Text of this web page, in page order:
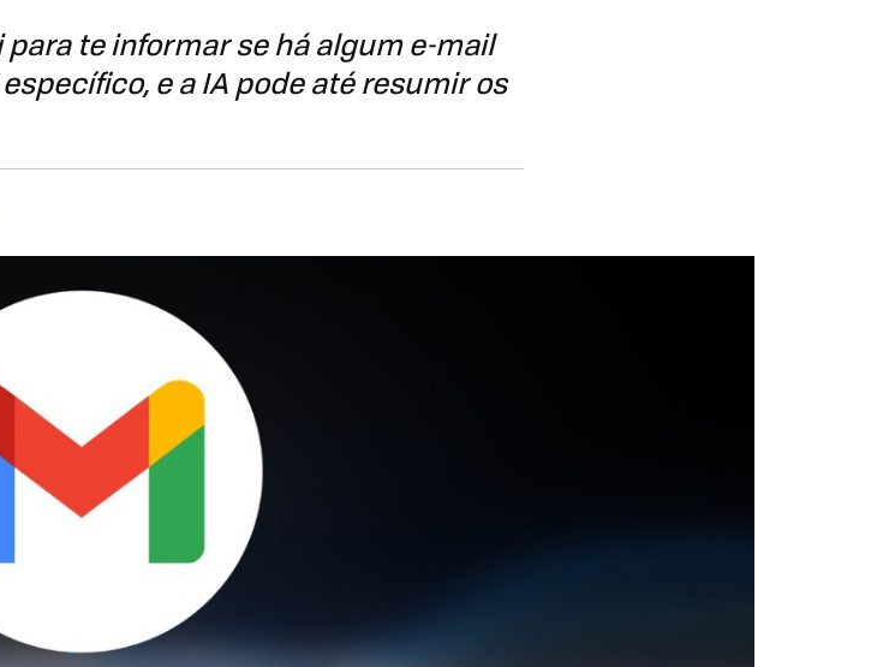
para te informar se há algum e-mail
e a IA pode até resumir os